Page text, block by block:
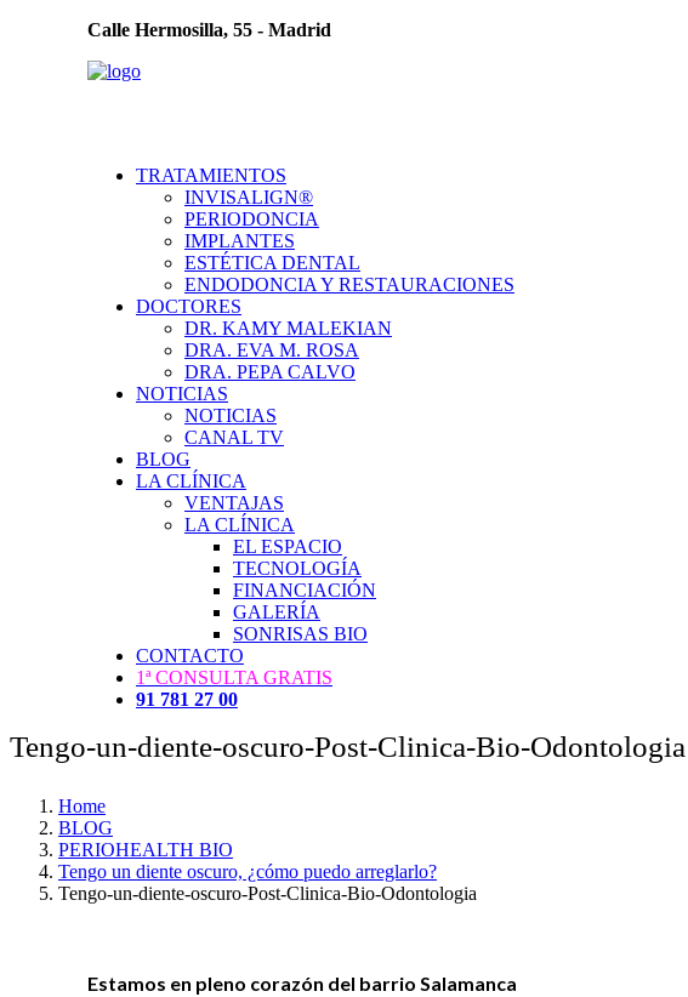
Calle Hermosilla, 55 - Madrid
TRATAMIENTOS
INVISALIGN®
PERIODONCIA
IMPLANTES
ESTÉTICA DENTAL
ENDODONCIA Y RESTAURACIONES
DOCTORES
DR. KAMY MALEKIAN
DRA. EVA M. ROSA
DRA. PEPA CALVO
NOTICIAS
NOTICIAS
CANAL TV
BLOG
LA CLÍNICA
VENTAJAS
LA CLÍNICA
EL ESPACIO
TECNOLOGÍA
FINANCIACIÓN
GALERÍA
SONRISAS BIO
CONTACTO
1ª CONSULTA GRATIS
91 781 27 00
Tengo-un-diente-oscuro-Post-Clinica-Bio-Odontologia
Home
BLOG
PERIOHEALTH BIO
Tengo un diente oscuro, ¿cómo puedo arreglarlo?
Tengo-un-diente-oscuro-Post-Clinica-Bio-Odontologia
Estamos en pleno corazón del barrio Salamanca